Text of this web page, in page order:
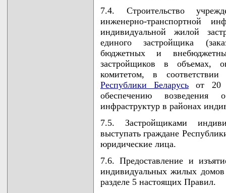
7.4. Строительство
инженерно-транспортной
индивидуальной жилой
единого застройщика
бюджетных и
застройщиков в объемах,
комитетом, в
Республики Беларусь от 20
обеспечению возведения
инфраструктур в районах
7.5. Застройщиками
выступать граждане
юридические лица.
7.6. Предоставление и
индивидуальных жилых домов
разделе 5 настоящих Правил.